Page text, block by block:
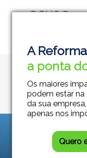
A
a ponta
Os maiores
podem estar na
da sua
apenas nos
Quero
Grupo Módulos
Sistemas Contábeis e Empresariais
Posts